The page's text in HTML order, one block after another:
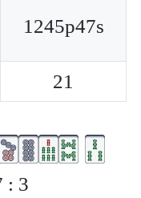
1245p47s
21
: 3